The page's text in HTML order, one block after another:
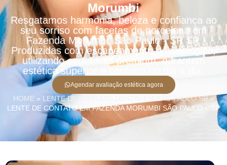
Morumbi
Resgatamos harmonia, beleza e confiança ao
seu sorriso com facetas de porcelana em
Fazenda Morumbi, São Paulo - SP SP.
Produzidas com escaneamento odontológico,
utilizando cerâmicas premium, garantem
estética superior e conforto no dia a dia.
Agendar avaliação estética agora
HOME » LENTE DE CONTATO DENTAL EM SÃO PAULO SP»
LENTE DE CONTATO EM FAZENDA MORUMBI SÃO PAULO – SP